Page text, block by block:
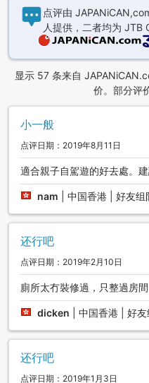
※仅晚餐的自助餐时段，规
19:15开始用餐。
※自助早餐时段，设有以三重
②娱乐型烧烤餐厅&酒吧
烧烤餐厅提供特别的料理，
节庆日等。
开始用餐时间:18:00开始 /
※但旺季只有两个用餐时间，
【为住宿客人提供的特别优惠
・2天内停车免费。
・可在2天内，免费进入并设
・可免费连接Wi-Fi上网。
(1)大人：中学生以上/儿童A
点评由
人提供，二者均为 JTB
显示 57 条来自
价。部分评
小一般
点评日期：2019年8月11日
適合親子自駕遊的好去處。建
nam 中国香港 | 好友组
还行吧
点评日期：2019年2月10日
廁所太冇裝修過，只整過房
dicken 中国香港 | 好友
还行吧
点评日期：2019年1月3日